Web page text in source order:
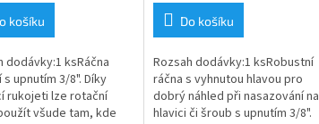
košíku
dodávky:1 ksRáčna
upnutím 3/8". Díky
rukojeti lze rotační
všude tam, kde
Do košíku
Rozsah dodávky:1 ksRobustní
ráčna s vyhnutou hlavou pro
dobrý náhled při nasazování na
hlavici či šroub s upnutím 3/8".